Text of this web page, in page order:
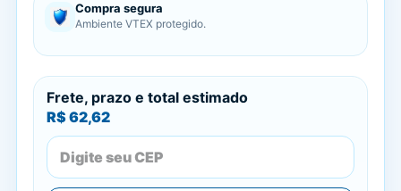
Compra segura
Ambiente VTEX protegido.
Frete, prazo e total estimado
R$ 62,62